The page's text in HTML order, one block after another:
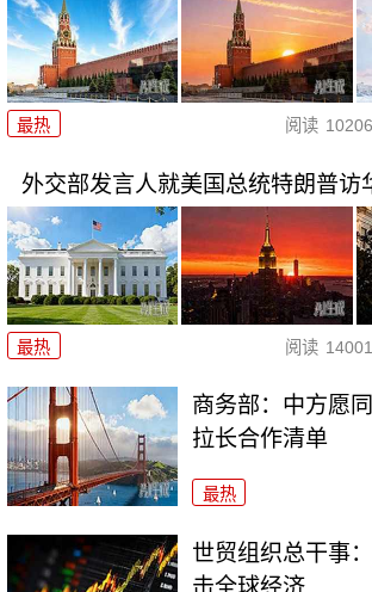
最热 阅读 10206
外交部发言人就美国总统特朗普访
最热 阅读 14001
商务部：中方愿
拉长合作清单
最热
世贸组织总干事